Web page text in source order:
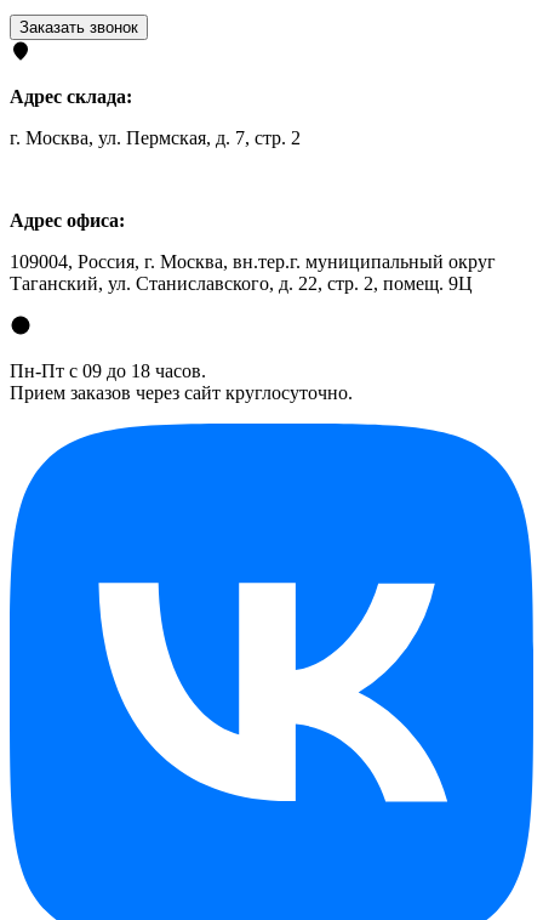
Заказать звонок
Адрес склада:
г. Москва, ул. Пермская, д. 7, стр. 2
Адрес офиса:
109004, Россия, г. Москва, вн.тер.г. муниципальный округ
Таганский, ул. Станиславского, д. 22, стр. 2, помещ. 9Ц
Пн-Пт с 09 до 18 часов.
Прием заказов через сайт круглосуточно.